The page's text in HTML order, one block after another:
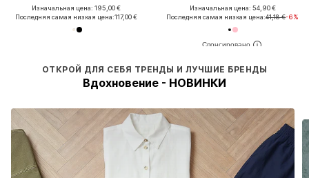
Изначальная цена: 195,00 €
Последняя самая низкая цена:117,00 €
Изначальная цена: 54,90 €
Последняя самая низкая цена:41,18 €-6%
ОТКРОЙ ДЛЯ СЕБЯ ТРЕНДЫ И ЛУЧШИЕ БРЕНДЫ
Вдохновение - НОВИНКИ